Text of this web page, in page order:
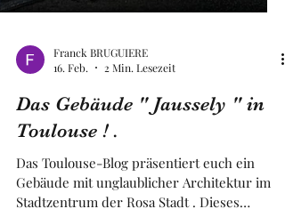
Franck BRUGUIERE